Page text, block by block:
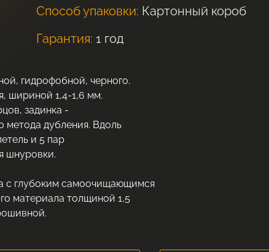
Способ упаковки: Картонный короб
Гарантия: 1 год
гидрофобной, черного.
шириной 1,4-1,6 мм.
задинка -
метода дубления. Вдоль
и 5 пар
шнуровки.
с глубоким самоочищающимся
материала толщиной 1,5